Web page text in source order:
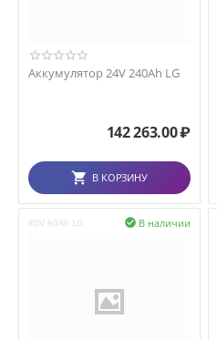
Аккумулятор 24V 240Ah LG
142 263.00₽
В КОРЗИНУ
80V 60Ah LG В наличии
